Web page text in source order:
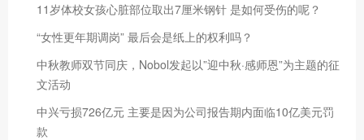
11岁体校女孩心脏部位取出7厘米钢针 是如何受伤的呢？
“女性更年期调岗” 最后会是纸上的权利吗？
中秋教师双节同庆，Nobol发起以”迎中秋·感师恩”为主题的征
文活动
中兴亏损726亿元 主要是因为公司报告期内面临10亿美元罚
款